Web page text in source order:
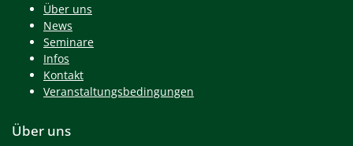
Über uns
News
Seminare
Infos
Kontakt
Veranstaltungsbedingungen
Über uns